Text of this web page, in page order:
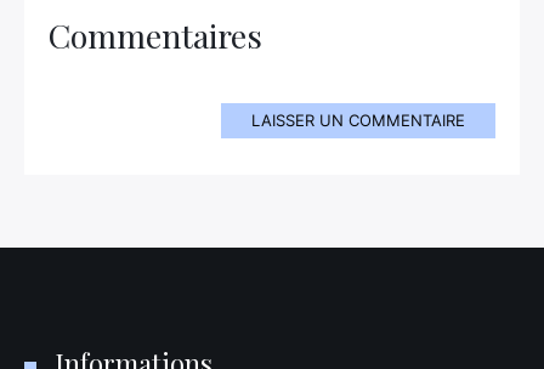
Commentaires
LAISSER UN COMMENTAIRE